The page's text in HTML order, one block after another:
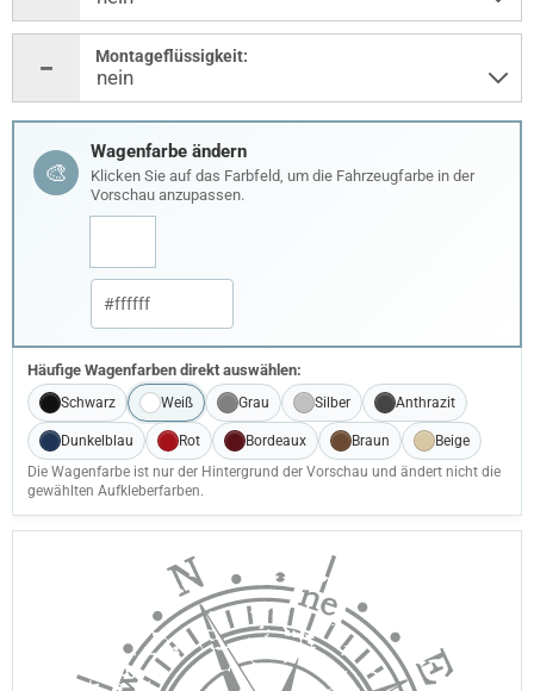
Montageflüssigkeit:
🎨
Wagenfarbe ändern
Klicken Sie auf das Farbfeld, um die Fahrzeugfarbe in der
Vorschau anzupassen.
Häufige Wagenfarben direkt auswählen:
Schwarz Weiß Grau Silber Anthrazit
Dunkelblau Rot Bordeaux Braun
Beige
Die Wagenfarbe ist nur der Hintergrund der Vorschau und ändert nicht die
gewählten Aufkleberfarben.